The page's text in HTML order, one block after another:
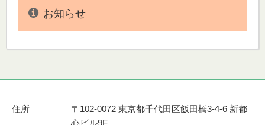
お知らせ
住所
〒102-0072 東京都千代田区飯田橋3-4-6 新都
心ビル9F